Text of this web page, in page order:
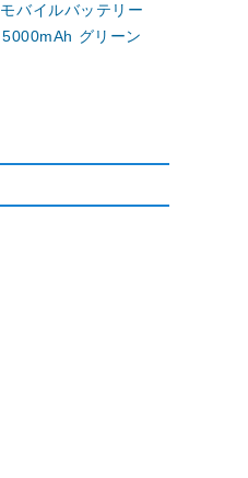
モバイルバッテリー
5000mAh グリーン